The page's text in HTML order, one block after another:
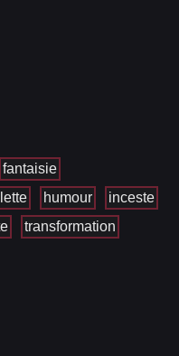
fantaisie
humour
inceste
transformation